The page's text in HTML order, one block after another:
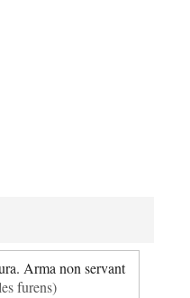
Arma non servant
furens)